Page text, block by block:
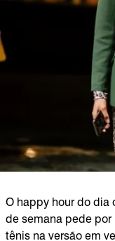
O happy hour do dia
de semana pede
tênis na versão em